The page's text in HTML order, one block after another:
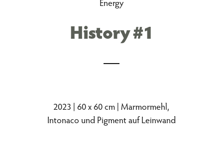
History #1
2023 | 60 x 60 cm | Marmormehl,
Intonaco und Pigment auf Leinwand